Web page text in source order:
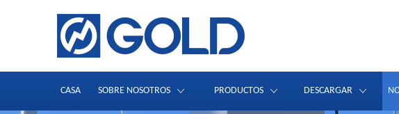
CASA SOBRE NOSOTROS PRODUCTOS DESCARGAR